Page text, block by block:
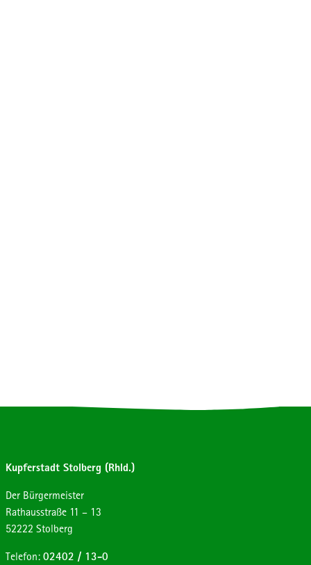
Kupferstadt Stolberg (Rhld.)
Der Bürgermeister
Strasse:
Rathausstraße Hausnummer:
11 – 13
Postleitzahl:
52222 Ort:
Stolberg
Telefon: 02402 / 13-0